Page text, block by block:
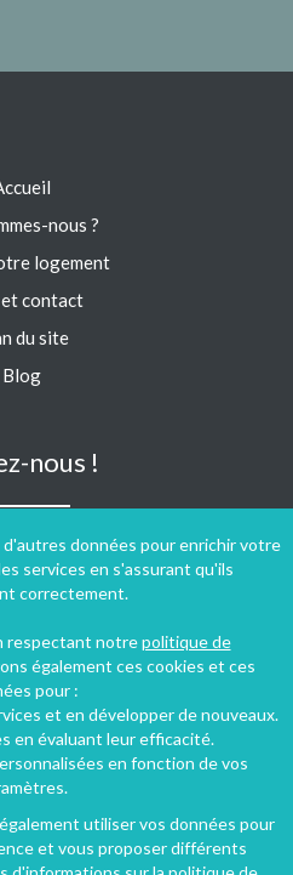
données pour enrichir votre
services en s'assurant qu'ils
correctement.
respectant notrepolitique de
également ces cookies et ces
pour :
et en développer de nouveaux.
en évaluant leur efficacité.
en fonction de vos
utiliser vos données pour
et vous proposer différents
nous ?
logement
contact
du site
Blog
nous !
- Politique de confidentialité